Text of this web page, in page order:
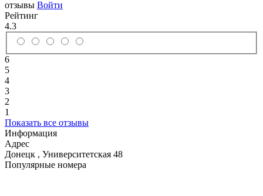
отзывы Войти
Рейтинг
4.3
6
5
4
3
2
1
Показать все отзывы
Информация
Адрес
Донецк , Университетская 48
Популярные номера